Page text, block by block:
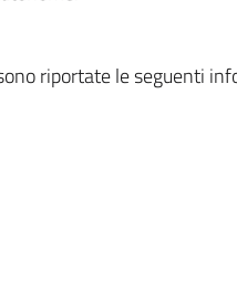
riportate le seguenti